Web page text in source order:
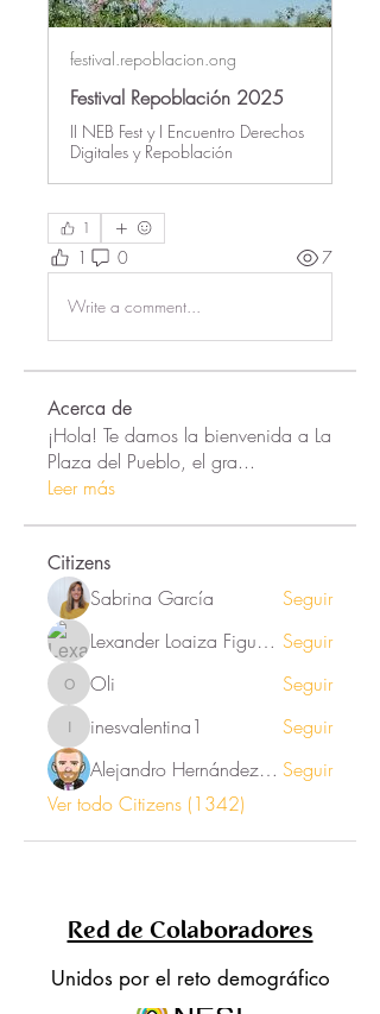
festival.repoblacion.ong
Festival Repoblación 2025
II NEB Fest y I Encuentro Derechos
Digitales y Repoblación
1
1 0 7
Write a comment...
Acerca de
¡Hola! Te damos la bienvenida a La
Plaza del Pueblo, el gra...
Leer más
Citizens
Sabrina García
Seguir
Lexander Loaiza Figueroa Seguir
Oli Oli Seguir
inesvalentina1
inesvalentina1
Seguir
Alejandro Hernández Renner Seguir
Ver todo Citizens (1342)
Red de Colaboradores
Unidos por el reto demográfico